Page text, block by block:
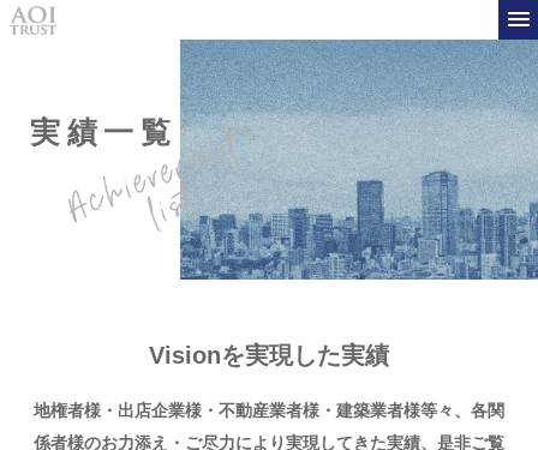
実績一覧
Visionを実現した実績
地権者様・出店企業様・不動産業者様・建築業者様等々、 各関
係者様のお力添え・ご尽力により実現してきた実績、是非ご覧